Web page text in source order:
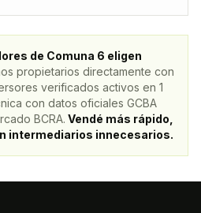
de Comuna 6 eligen
propietarios directamente con
verificados activos en 1
con datos oficiales GCBA
BCRA. Vendé más rápido,
intermediarios innecesarios.